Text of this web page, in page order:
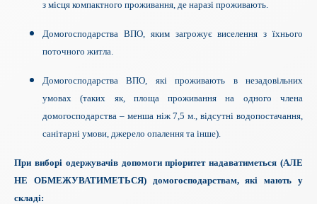
з місця компактного проживання, де наразі проживають.
Домогосподарства ВПО, яким загрожує виселення з їхнього
поточного житла.
Домогосподарства ВПО, які проживають в незадовільних
умовах (таких як, площа проживання на одного члена
домогосподарства – менша ніж 7,5 м., відсутні водопостачання,
санітарні умови, джерело опалення та інше).
При виборі одержувачів допомоги пріоритет надаватиметься (АЛЕ
НЕ ОБМЕЖУВАТИМЕТЬСЯ) домогосподарствам, які мають у
складі: